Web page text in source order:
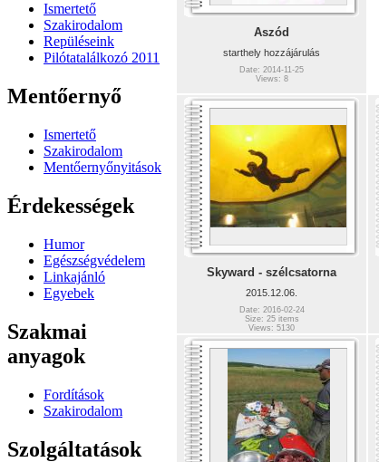
Ismertető
Szakirodalom
Repüléseink
Pilótatalálkozó 2011
Mentőernyő
Ismertető
Szakirodalom
Mentőernyőnyitások
Érdekességek
Humor
Egészségvédelem
Linkajánló
Egyebek
Szakmai
anyagok
Fordítások
Szakirodalom
Szolgáltatások
Aszód
starthely hozzájárulás
Date: 2014-11-25
Views: 8
Skyward - szélcsatorna
2015.12.06.
Date: 2016-02-24
Size: 25 items
Views: 5130